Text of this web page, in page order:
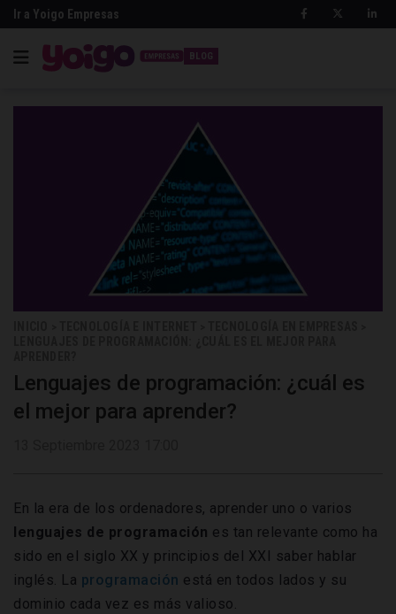
Ir a Yoigo Empresas
BLOG
Lenguajes de programación: ¿cuál es
el mejor para aprender?
En la era de los ordenadores, aprender uno o varios
lenguajes de programación es tan relevante como ha
sido en el siglo XX y principios del XXI saber hablar
inglés. La programación está en todos lados y su
dominio cada vez es más valioso.